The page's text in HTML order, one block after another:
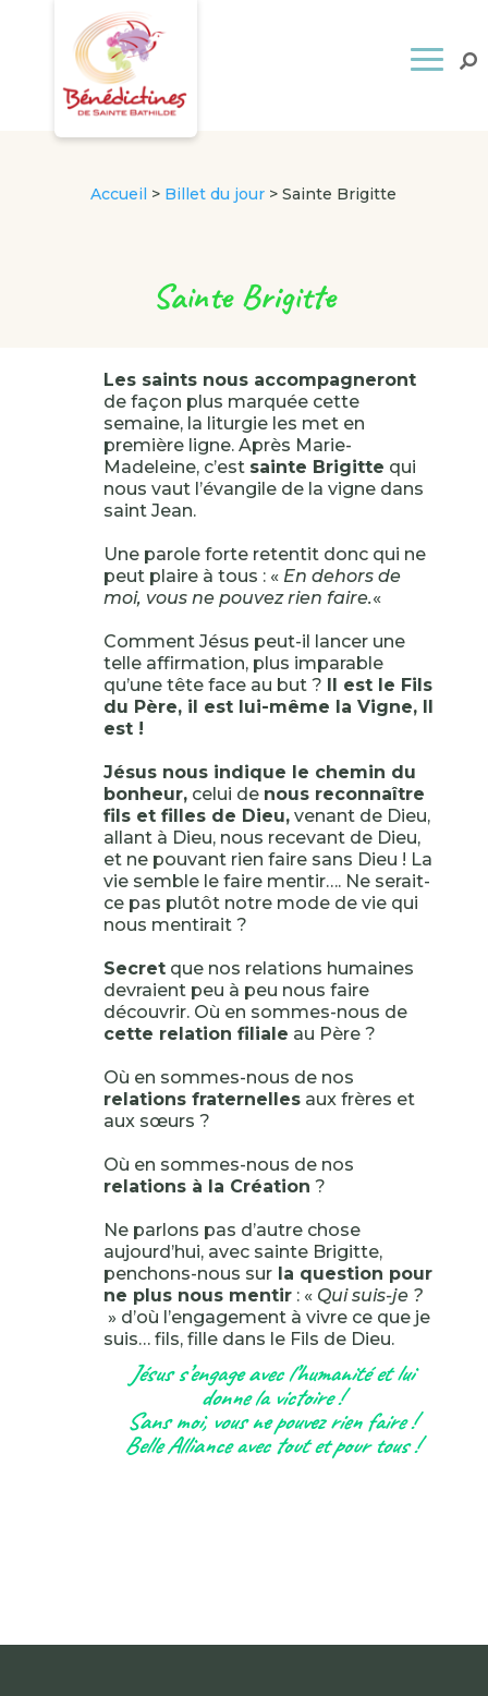
Accueil > Billet du jour >Sainte Brigitte
Sainte Brigitte
Les saints nous accompagneront
de façon plus marquée cette
semaine, la liturgie les met en
première ligne. Après Marie-
Madeleine, c’est sainte Brigitte qui
nous vaut l’évangile de la vigne dans
saint Jean.
Une parole forte retentit donc qui ne
peut plaire à tous : « En dehors de
moi, vous ne pouvez rien faire.«
Comment Jésus peut-il lancer une
telle affirmation, plus imparable
qu’une tête face au but ? Il est le Fils
du Père, il est lui-même la Vigne, Il
est !
Jésus nous indique le chemin du
bonheur,celui de nous reconnaître
fils et filles de Dieu,venant de Dieu,
allant à Dieu, nous recevant de Dieu,
et ne pouvant rien faire sans Dieu ! La
vie semble le faire mentir…. Ne serait-
ce pas plutôt notre mode de vie qui
nous mentirait ?
Secretque nos relations humaines
devraient peu à peu nous faire
découvrir. Où en sommes-nous de
cette relation filiale au Père ?
Où en sommes-nous de nos
relations fraternellesaux frères et
aux sœurs ?
Où en sommes-nous de nos
relations à la Création ?
Ne parlons pas d’autre chose
aujourd’hui, avec sainte Brigitte,
penchons-nous surla question pour
ne plus nous mentir: « Qui suis-je ?
» d’où l’engagement à vivre ce que je
suis… fils, fille dans le Fils de Dieu.
Jésus s’engage avec l’humanité et lui
donne la victoire !
Sans moi, vous ne pouvez rien faire !
Belle Alliance avec tout et pour tous !